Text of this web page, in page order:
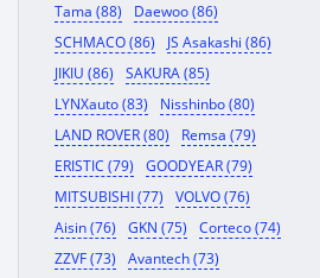
Tama (88)
Daewoo (86)
SCHMACO (86)
JS Asakashi (86)
JIKIU (86)
SAKURA (85)
LYNXauto (83)
Nisshinbo (80)
LAND ROVER (80)
Remsa (79)
ERISTIC (79)
GOODYEAR (79)
MITSUBISHI (77)
VOLVO (76)
Aisin (76)
GKN (75)
Corteco (74)
ZZVF (73)
Avantech (73)